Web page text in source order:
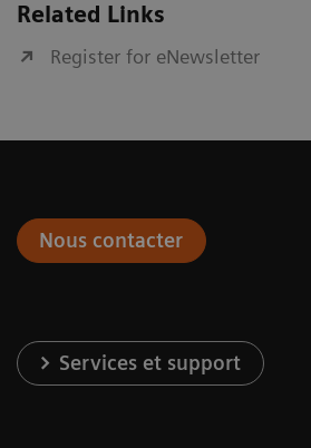
Related Links
Register for eNewsletter
Nous contacter
Services et support